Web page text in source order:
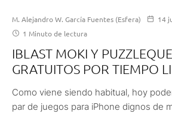
M. Alejandro W. García Fuentes (Esfera)
14
1 Minuto de lectura
IBLAST MOKI Y
GRATUITOS POR TIEMPO
Como viene siendo habitual, hoy
par de juegos para iPhone dignos de